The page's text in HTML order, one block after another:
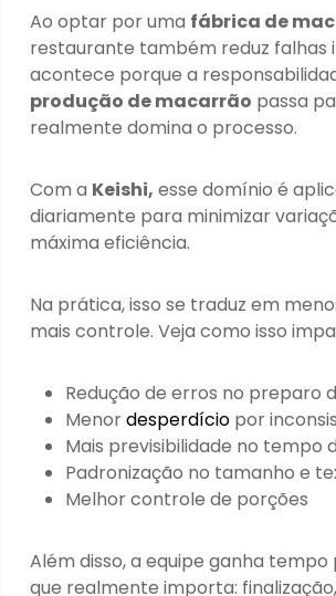
Ao optar por uma fábrica de
restaurante também reduz falhas
acontece porque a
produção de macarrão passa
realmente domina o processo.
Com a Keishi, esse domínio é
diariamente para minimizar
máxima eficiência.
Na prática, isso se traduz em
mais controle. Veja como isso
Redução de erros no preparo
Menordesperdício por
Mais previsibilidade no tempo
Padronização no tamanho e
Melhor controle de porções
Além disso, a equipe ganha
que realmente importa: